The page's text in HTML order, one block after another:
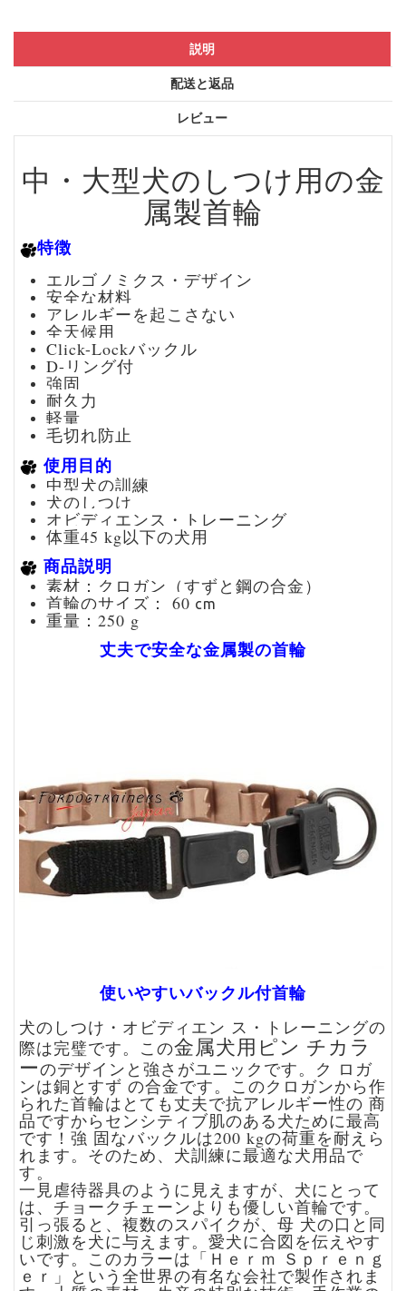
説明
配送と返品
レビュー
中・大型犬のしつけ用の金
属製首輪
特徴
エルゴノミクス・デザイン
安全な材料
アレルギーを起こさない
全天候用
Click-Lockバックル
D-リング付
強固
耐久力
軽量
毛切れ防止
使用目的
中型犬の訓練
犬のしつけ
オビディエンス・トレーニング
体重45 kg以下の犬用
商品説明
素材：クロガン（すずと鋼の合金）
首輪のサイズ： 60 cm
重量：250 g
丈夫で安全な金属製の首輪
使いやすいバックル付首輪
犬のしつけ・オビディエン ス・トレーニングの
際は完璧です。この金属犬用ピン チカラ
ーのデザインと強さがユニックです。ク ロガ
ンは銅とすず の合金です。このクロガンから作
られた首輪はとても丈夫で抗アレルギー性の 商
品ですからセンシティブ肌のある犬ために最高
です！強 固なバックルは200 kgの荷重を耐えら
れます。そのため、犬訓練に最適な犬用品で
す。
一見虐待器具のように見えますが、犬にとって
は、チョークチェーンよりも優しい首輪です。
引っ張ると、複数のスパイクが、母 犬の口と同
じ刺激を犬に与えます。愛犬に合図を伝えやす
いです。このカラーは「Ｈｅｒｍ Ｓｐｒｅｎｇ
ｅｒ」という全世界の有名な会社で製作されま